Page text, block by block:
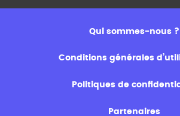
Qui sommes-nous ?
Conditions générales
Politiques de
Partenaires